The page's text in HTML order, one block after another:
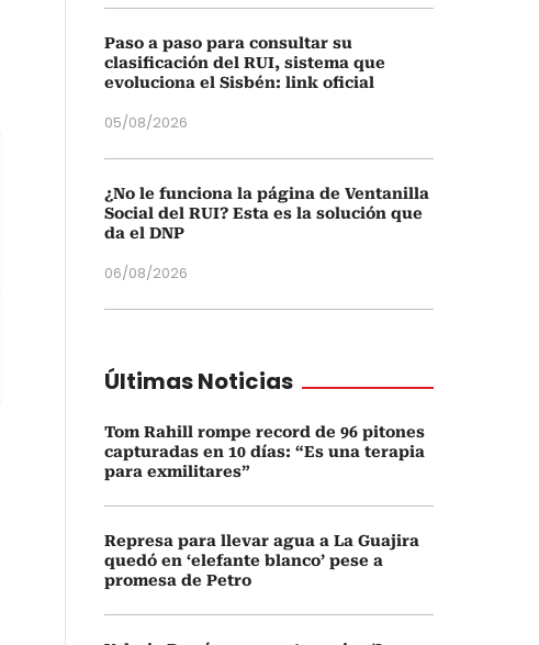
Paso a paso para consultar su
clasificación del RUI, sistema que
evoluciona el Sisbén: link oficial
05/08/2026
¿No le funciona la página de Ventanilla
Social del RUI? Esta es la solución que
da el DNP
06/08/2026
Últimas Noticias
Tom Rahill rompe record de 96 pitones
capturadas en 10 días: “Es una terapia
para exmilitares”
Represa para llevar agua a La Guajira
quedó en ‘elefante blanco’ pese a
promesa de Petro